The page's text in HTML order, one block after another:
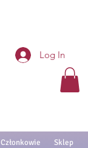
Log In
Członkowie Sklep